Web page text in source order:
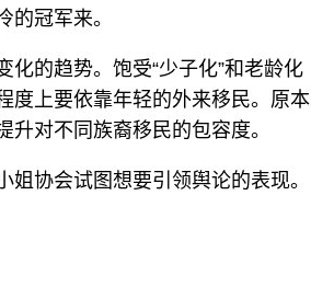
的冠军来。
的趋势。饱受“少子化”和老龄化
度上要依靠年轻的外来移民。原本
对不同族裔移民的包容度。
协会试图想要引领舆论的表现。